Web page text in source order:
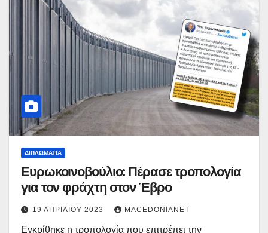
ΔΙΠΛΩΜΑΤΊΑ
Ευρωκοινοβούλιο: Πέρασε τροπολογία
για τον φράχτη στον Έβρο
19 ΑΠΡΙΛΊΟΥ 2023 MACEDONIANET
Εγκρίθηκε η τροπολογία που επιτρέπει την